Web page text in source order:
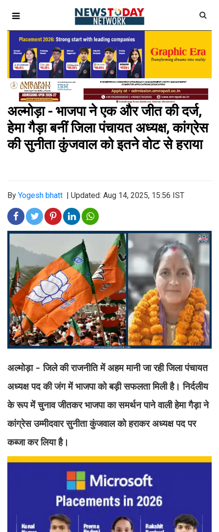
अल्मोड़ा - भाजपा ने एक और जीत की दर्ज,
हेमा गैड़ा बनीं जिला पंचायत अध्यक्ष, कांग्रेस
की सुनीता कुंजवाल को इतने वोट से हराया
By Yogesh bhatt Updated: Aug 14, 2025, 15:56 IST
अल्मोड़ा - जिले की राजनीति में अहम मानी जा रही जिला पंचायत
अध्यक्ष पद की जंग में भाजपा को बड़ी सफलता मिली है। निर्दलीय
के रूप में चुनाव जीतकर भाजपा का समर्थन पाने वाली हेमा गैड़ा ने
कांग्रेस उम्मीदवार सुनीता कुंजवाल को हराकर अध्यक्ष पद पर
कब्जा कर लिया है।